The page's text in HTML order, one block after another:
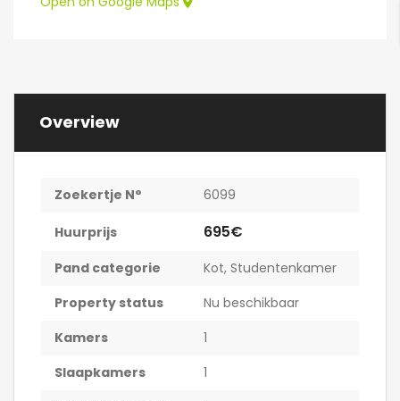
Overview
Zoekertje N° 6099
Huurprijs 695€
Pand categorie Kot, Studentenkamer
Property status
Nu beschikbaar
Kamers
1
Slaapkamers
1